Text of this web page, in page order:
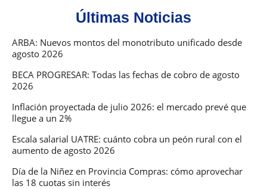
Últimas Noticias
ARBA: Nuevos montos del monotributo unificado desde
agosto 2026
BECA PROGRESAR: Todas las fechas de cobro de agosto
2026
Inflación proyectada de julio 2026: el mercado prevé que
llegue a un 2%
Escala salarial UATRE: cuánto cobra un peón rural con el
aumento de agosto 2026
Día de la Niñez en Provincia Compras: cómo aprovechar
las 18 cuotas sin interés